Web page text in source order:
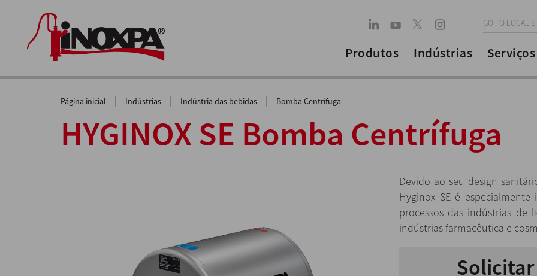
GO TO LOCAL
Produtos Indústrias Serviços
Página inicial | Indústrias | Indústria das bebidas | Bomba Centrífuga
HYGINOX SE Bomba Centrífuga
Devido ao seu design
Hyginox SE é
processos das indústrias de
indústrias farmacêutica e